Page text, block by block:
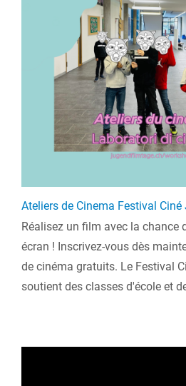
Ateliers de Cinema Festival
Réalisez un film avec la chance
écran ! Inscrivez-vous dès
de cinéma gratuits. Le Festival
soutient des classes d'école et